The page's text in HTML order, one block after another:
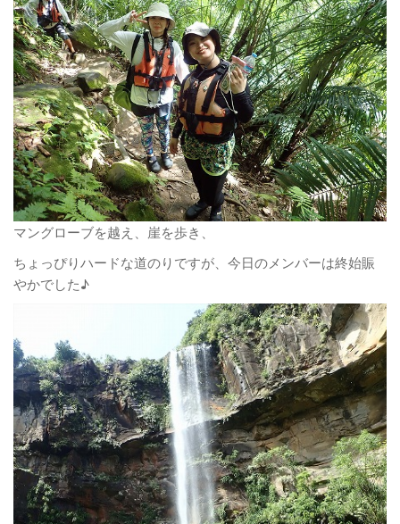
マングローブを越え、崖を歩き、
ちょっぴりハードな道のりですが、今日のメンバーは終始賑
やかでした♪